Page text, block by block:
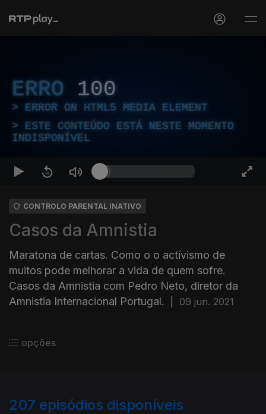
ERRO 100
ERROR ON HTML5 MEDIA ELEMENT
ESTE CONTEÚDO ESTÁ NESTE MOMENTO
INDISPONÍVEL
CONTROLO PARENTAL INATIVO
Casos da Amnistia
Maratona de cartas. Como o o activismo de
muitos pode melhorar a vida de quem sofre.
Casos da Amnistia com Pedro Neto, diretor da
Amnistia Internacional Portugal.
09 jun. 2021
opções
207 episódios disponíveis